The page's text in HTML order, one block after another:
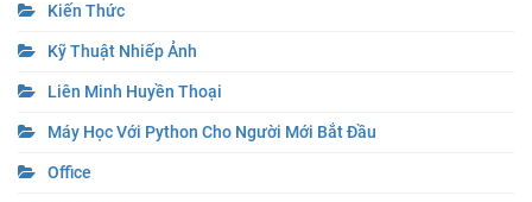
Kiến Thức
Kỹ Thuật Nhiếp Ảnh
Liên Minh Huyền Thoại
Máy Học Với Python Cho Người Mới Bắt Đầu
Office